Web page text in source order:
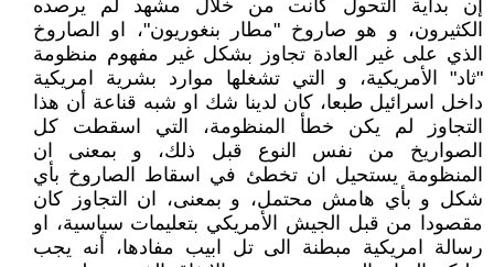
إن بداية التحول كانت من خلال مشهد لم يرصده
الكثيرون، و هو صاروخ "مطار بنغوريون"، او الصاروخ
الذي على غير العادة تجاوز بشكل غير مفهوم منظومة
"ثاد" الأمريكية، و التي تشغلها موارد بشرية امريكية
داخل اسرائيل طبعا، كان لدينا شك او شبه قناعة أن هذا
التجاوز لم يكن خطأ المنظومة، التي اسقطت كل
الصواريخ من نفس النوع قبل ذلك، و بمعنى ان
المنظومة يستحيل ان تخطئ في اسقاط الصاروخ بأي
شكل و بأي هامش محتمل، و بمعنى، ان التجاوز كان
مقصودا من قبل الجيش الأمريكي بتعليمات سياسية، او
رسالة امريكية مبطنة الى تل ابيب مفادها، أنه يجب